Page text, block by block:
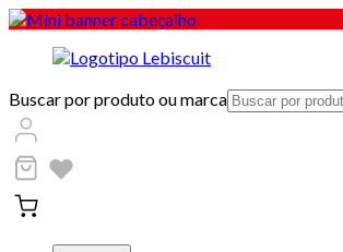
Buscar por produto ou marca